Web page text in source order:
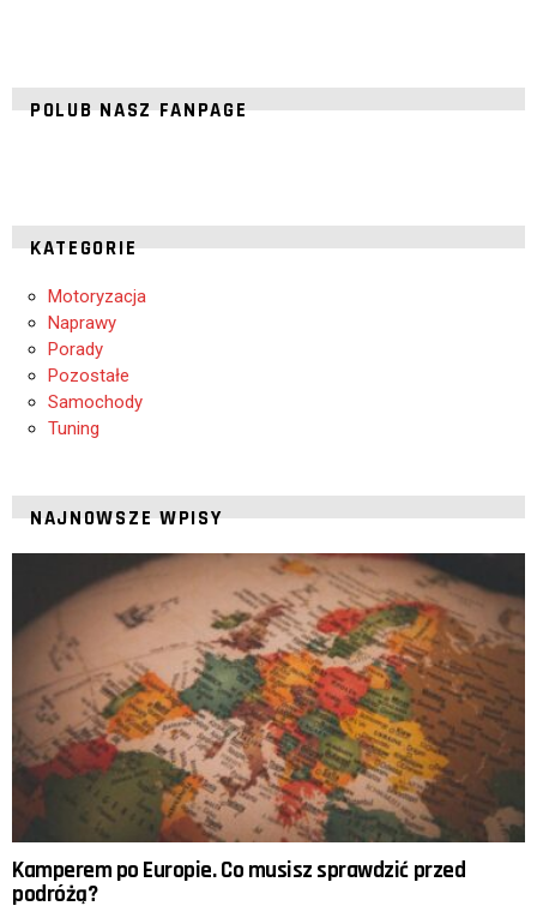
POLUB NASZ FANPAGE
KATEGORIE
Motoryzacja
Naprawy
Porady
Pozostałe
Samochody
Tuning
NAJNOWSZE WPISY
Kamperem po Europie. Co musisz sprawdzić przed
podróżą?